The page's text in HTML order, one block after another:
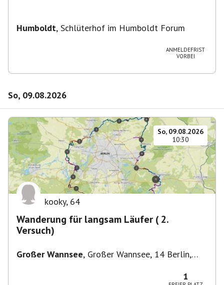
Humboldt, Schlüterhof im Humboldt Forum
ANMELDEFRIST
VORBEI
So, 09.08.2026
So, 09.08.2026
10:30
kooky, 64
Wanderung für langsam Läufer ( 2.
Versuch)
Großer Wannsee, Großer Wannsee, 14 Berlin,
1